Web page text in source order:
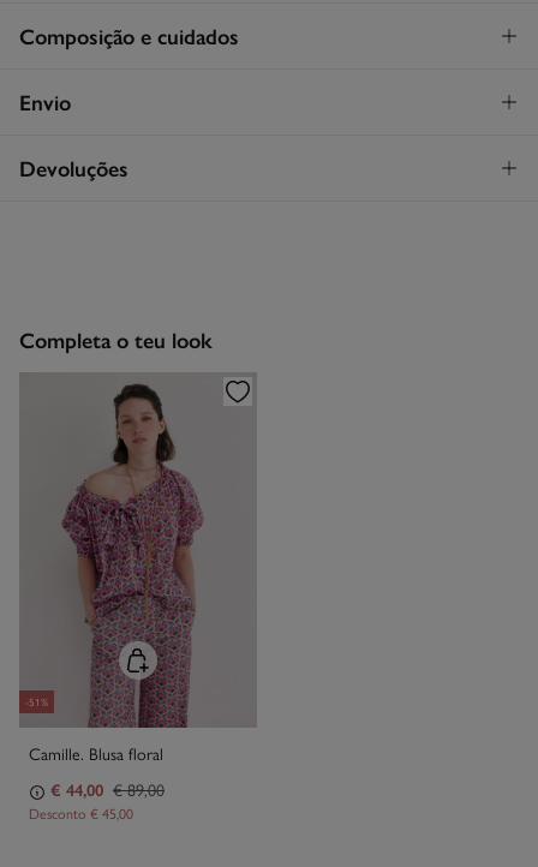
Composição e cuidados
Composição
Cuidados
Limpeza a seco com percloroetileno.
Envio
STANDARD
Devoluções
Completa o teu look
-51%
Camille. Blusa floral
€ 44,00 € 89,00
Desconto € 45,00